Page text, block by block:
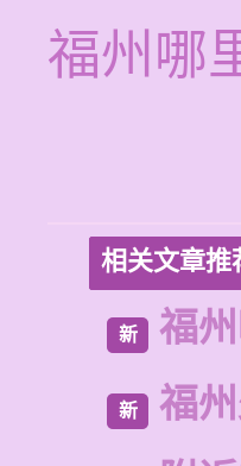
福州哪
相关文章推
新 福
新
福